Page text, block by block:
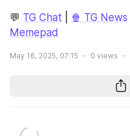
💬 TG Chat 🍿 TG News
Memepad
May 16, 2025, 07:15 0 views